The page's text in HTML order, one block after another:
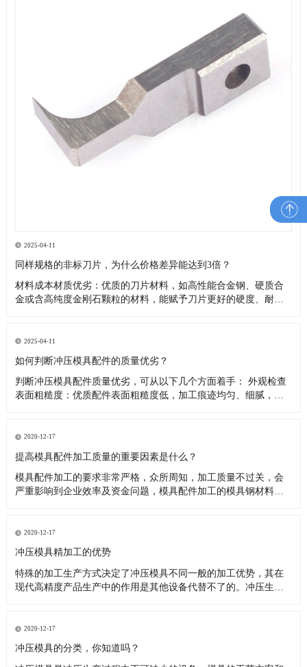
2025-04-11
同样规格的非标刀片，为什么价格差异能达到3倍？
材料成本材质优劣：优质的刀片材料，如高性能合金钢、硬质合
金或含高纯度金刚石颗粒的材料，能赋予刀片更好的硬度、耐磨
宜。品牌和产地：不同品牌的材料，由于生产工艺、质量控制和
品牌价值的差异，价
2025-04-11
如何判断冲压模具配件的质量优劣？
判断冲压模具配件质量优劣，可从以下几个方面着手： 外观检查
表面粗糙度：优质配件表面粗糙度低，加工痕迹均匀、细腻，无
用卡尺、千分尺等量具测量配件关键尺寸，需与设计图纸精确相
符，公差控制
2020-12-17
提高模具配件加工质量的重要因素是什么？
模具配件加工的要求非常严格，众所周知，加工质量不过关，会
严重影响到企业效率及资金问题，模具配件加工的模具钢材料硬
设计制造水平，多种沟槽、多种材质在一套模具中成形或组装成
组件的多功能复合
2020-12-17
冲压模具精加工的优势
特殊的加工生产方式决定了冲压模具不同一般的加工优势，其在
现代高精度产品生产中的作用是其他设备代替不了的。冲压生产
（1）表面光亮。很多机械产品在最后一道工序都要进行表面抛
光，这主要是为
2020-12-17
冲压模具的分类，你知道吗？